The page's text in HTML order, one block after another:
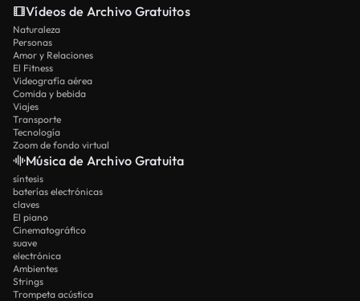
Vídeos de Archivo Gratuitos
Naturaleza
Personas
Amor y Relaciones
El Fitness
Videografía aérea
Comida y bebida
Viajes
Transporte
Tecnología
Zoom de fondo virtual
Música de Archivo Gratuita
síntesis
baterías electrónicas
claves
El piano
Cinematográfico
suave
electrónica
Ambientes
Strings
Trompeta acústica